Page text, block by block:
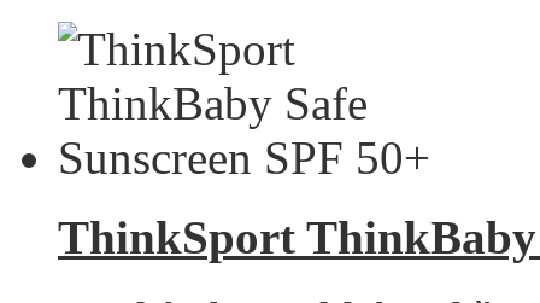
ThinkSport ThinkBaby